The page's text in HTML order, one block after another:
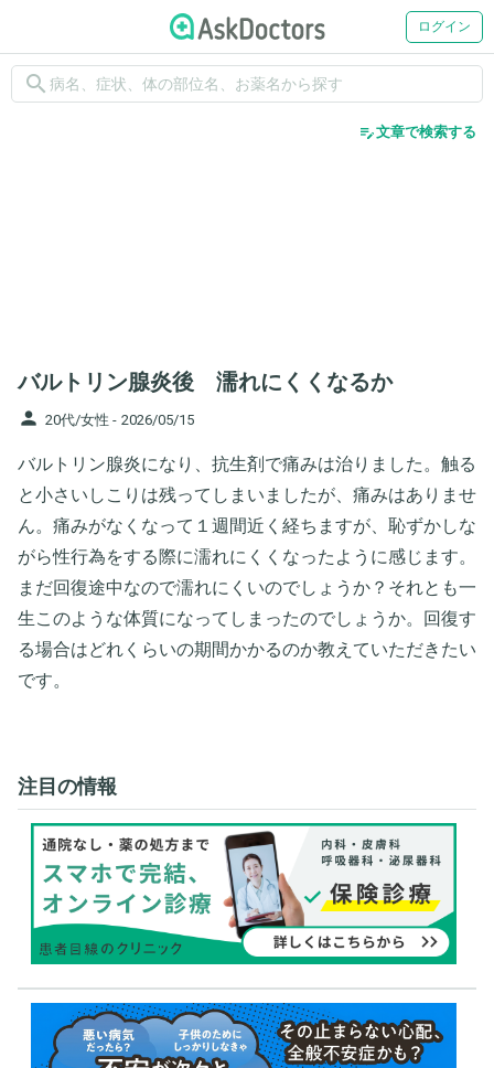
ログイン
search
edit_note文章で検索する
バルトリン腺炎後 濡れにくくなるか
person 20代/女性 - 2026/05/15
バルトリン腺炎になり、抗生剤で痛みは治りました。触る
と小さいしこりは残ってしまいましたが、痛みはありませ
ん。痛みがなくなって１週間近く経ちますが、恥ずかしな
がら性行為をする際に濡れにくくなったように感じます。
まだ回復途中なので濡れにくいのでしょうか？それとも一
生このような体質になってしまったのでしょうか。回復す
る場合はどれくらいの期間かかるのか教えていただきたい
です。
注目の情報